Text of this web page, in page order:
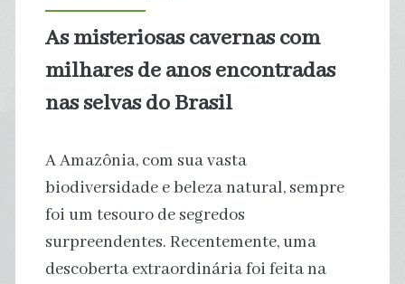
As misteriosas cavernas com
milhares de anos encontradas
nas selvas do Brasil
A Amazônia, com sua vasta
biodiversidade e beleza natural, sempre
foi um tesouro de segredos
surpreendentes. Recentemente, uma
descoberta extraordinária foi feita na